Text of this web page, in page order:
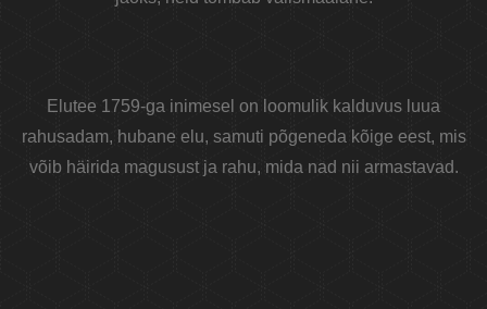
Elutee 1759-ga inimesel on loomulik kalduvus luua
rahusadam, hubane elu, samuti põgeneda kõige eest, mis
võib häirida magusust ja rahu, mida nad nii armastavad.